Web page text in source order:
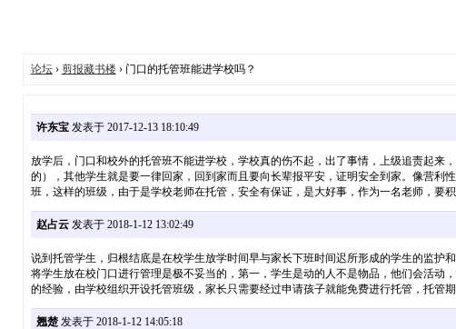
论坛› 剪报藏书楼› 门口的托管班能进学校吗？
许东宝发表于 2017-12-13 18:10:49
放学后，门口和校外的托管班不能进学校，学校真的伤不起，出了事情，上级追责起
的），其他学生就是要一律回家，回到家而且要向长辈报平安，证明安全到家。像营
班，这样的班级，由于是学校老师在托管，安全有保证，是大好事，作为一名老师，要
赵占云发表于 2018-1-12 13:02:49
说到托管学生，归根结底是在校学生放学时间早与家长下班时间迟所形成的学生的监护
将学生放在校门口进行管理是极不妥当的，第一，学生是动的人不是物品，他们会活
的经验，由学校组织开设托管班级，家长只需要经过申请孩子就能免费进行托管，托管
翘楚发表于 2018-1-12 14:05:18